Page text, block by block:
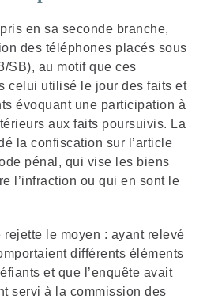
en sa seconde branche,
des téléphones placés sous
SB), au motif que ces
celui utilisé le jour des faits et
évoquant une participation à
aux faits poursuivis. La
la confiscation sur l’article
pénal, qui vise les biens
l’infraction ou qui en sont le
rejette le moyen : ayant relevé
différents éléments
et que l’enquête avait
servi à la commission des